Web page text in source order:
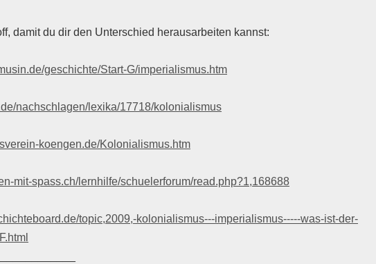
damit du dir den Unterschied herausarbeiten kannst:
geschichte/Start-G/imperialismus.htm
nachschlagen/lexika/17718/kolonialismus
koengen.de/Kolonialismus.htm
mit-spass.ch/lernhilfe/schuelerforum/read.php?1,168688
topic,2009,-kolonialismus---imperialismus-----was-ist-der-